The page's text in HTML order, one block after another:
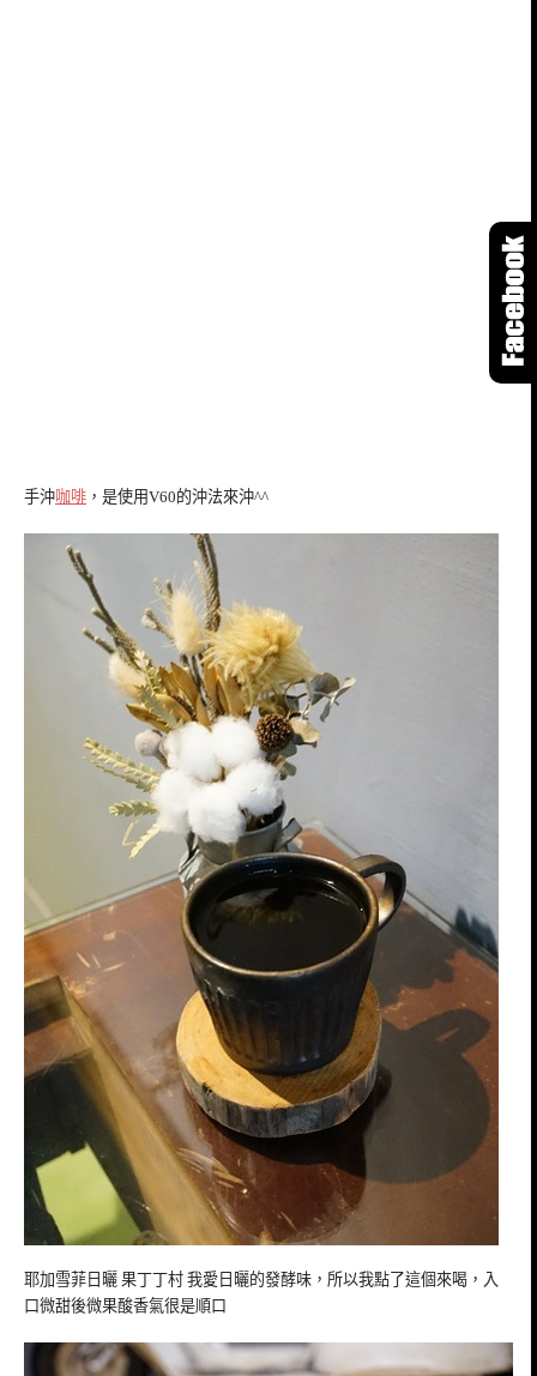
手沖咖啡 ，是使用V60的沖法來沖^^
耶加雪菲日曬 果丁丁村 我愛日曬的發酵味，所以我點了這個來喝，入
口微甜後微果酸香氣很是順口